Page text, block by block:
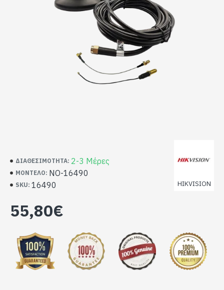
ΔΙΑΘΕΣΙΜΌΤΗΤΑ: 2-3 Μέρες
ΜΟΝΤΈΛΟ: NO-16490
SKU: 16490 HIKVISION
55,80€